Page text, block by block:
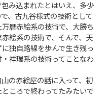
み込まれたとはいえ、多少
、古九谷様式の技術として
暦赤絵系の技術で、大勝ち
絵系の技術で、そんで、天
独自路線を歩んで生き残っ
祥瑞系の技術ってことなわ
の赤絵屋の話に入って、初
ころで終わってたみたいで